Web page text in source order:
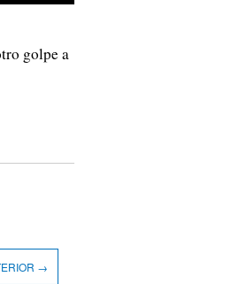
golpe a
→